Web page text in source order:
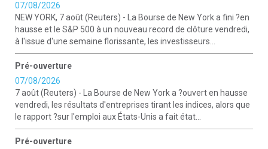
07/08/2026
NEW YORK, 7 août (Reuters) - La Bourse de New York a fini ?en
hausse et le S&P 500 à un nouveau record de clôture vendredi,
à l'issue d'une semaine florissante, les investisseurs...
Pré-ouverture
07/08/2026
7 août (Reuters) - La Bourse de New York a ?ouvert en hausse
vendredi, les résultats d'entreprises tirant les indices, alors que
le rapport ?sur l'emploi aux États-Unis a fait état...
Pré-ouverture